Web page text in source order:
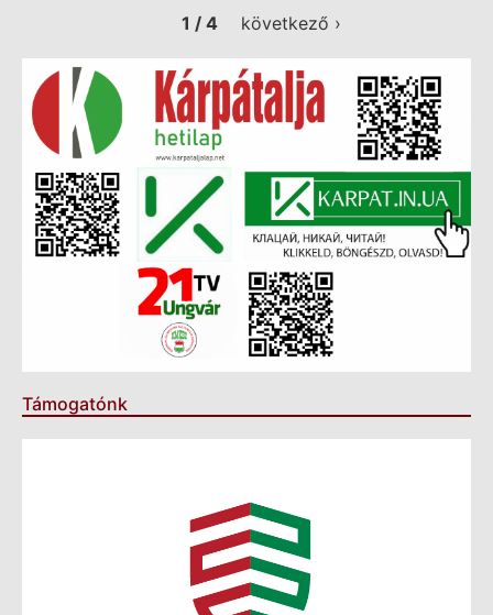
1 / 4
következő ›
Támogatónk